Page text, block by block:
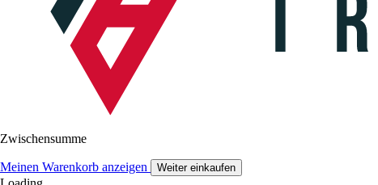
Zwischensumme
Meinen Warenkorb anzeigen Weiter einkaufen